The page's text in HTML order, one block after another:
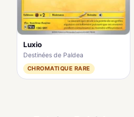
Luxio
Destinées de Paldea
CHROMATIQUE RARE